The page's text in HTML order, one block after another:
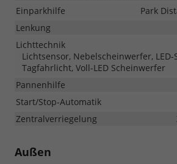
Einparkhilfe
Park
Lenkung
Lichttechnik
Lichtsensor, Nebelscheinwerfer, LED-
Tagfahrlicht, Voll-LED Scheinwerfer
Pannenhilfe
Start/Stop-Automatik
Zentralverriegelung
Außen